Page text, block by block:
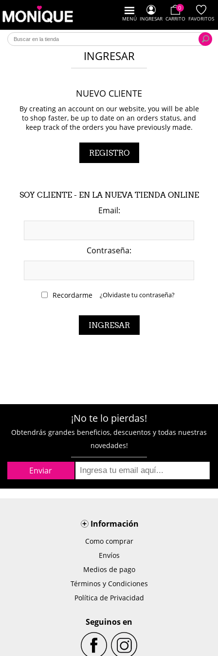
MENÚ INGRESAR
0
CARRITO FAVORITOS
INGRESAR
NUEVO CLIENTE
By creating an account on our website, you will be able
to shop faster, be up to date on an orders status, and
keep track of the orders you have previously made.
SOY CLIENTE - EN LA NUEVA TIENDA ONLINE
Email:
Contraseña:
Recordarme ¿Olvidaste tu contraseña?
¡No te lo pierdas!
Obtendrás grandes beneficios, descuentos y todas nuestras
novedades!
+Información
Como comprar
Envíos
Medios de pago
Términos y Condiciones
Política de Privacidad
Seguinos en